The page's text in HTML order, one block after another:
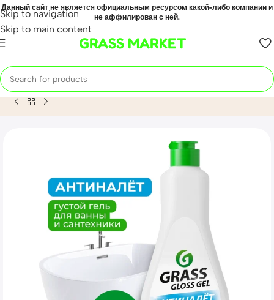
Skip to navigation
Skip to main content
Данный сайт не является официальным ресурсом какой-либо компании и
не аффилирован с ней.
GRASS MARKET
Home Mahsulot Чистящее средство для ванной